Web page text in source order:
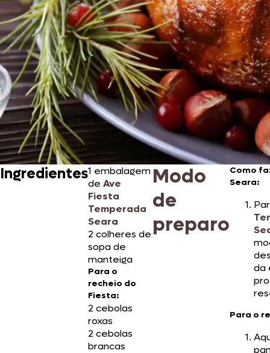
Ingredientes1 embalagem
de Ave
Fiesta
Temperada
Seara
2 colheres de
sopa de
manteiga
Para o
recheio do
Fiesta:
2 cebolas
roxas
2 cebolas
brancas
Modo
de
preparo
Como
Seara:
da
Para o